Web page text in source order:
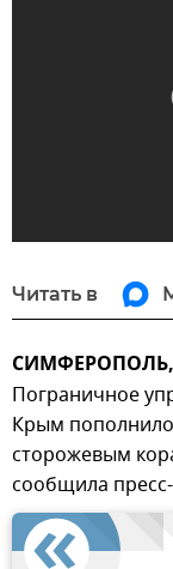
Читать в
СИМФЕРОПОЛЬ,
Пограничное
Крым
сторожевым
сообщила